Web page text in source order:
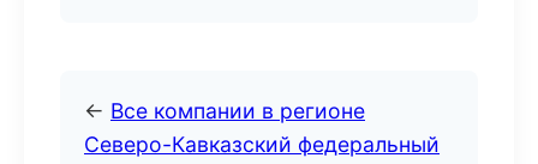
← Все компании в регионе
Северо-Кавказский федеральный